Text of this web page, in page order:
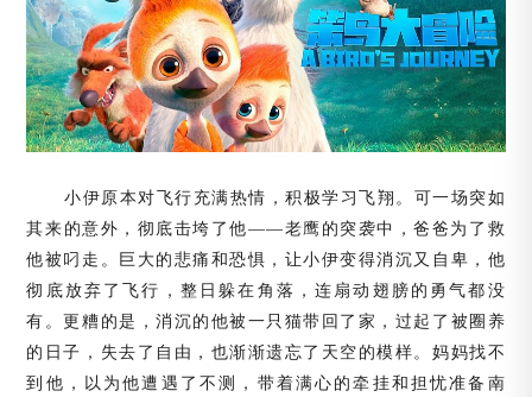
小伊原本对飞行充满热情，积极学习飞翔。可一场突如
其来的意外，彻底击垮了他——老鹰的突袭中，爸爸为了救
他被叼走。巨大的悲痛和恐惧，让小伊变得消沉又自卑，他
彻底放弃了飞行，整日躲在角落，连扇动翅膀的勇气都没
有。更糟的是，消沉的他被一只猫带回了家，过起了被圈养
的日子，失去了自由，也渐渐遗忘了天空的模样。妈妈找不
到他，以为他遭遇了不测，带着满心的牵挂和担忧准备南